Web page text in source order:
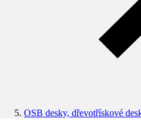
OSB desky, dřevotřískové